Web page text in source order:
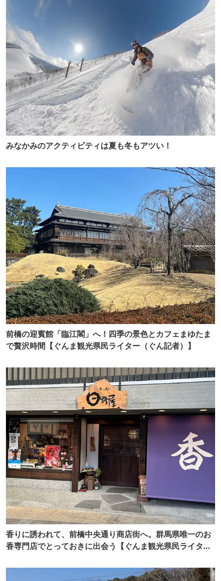
みなかみのアクティビティは夏も冬もアツい！
前橋の迎賓館「臨江閣」へ！四季の景色とカフェまゆたま
で贅沢時間【ぐんま観光県民ライター（ぐん記者）】
香りに誘われて、前橋中央通り商店街へ。群馬県唯一のお
香専門店でとっておきに出会う【ぐんま観光県民ライター